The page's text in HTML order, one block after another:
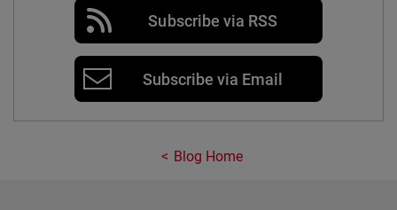
Subscribe via RSS
Subscribe via Email
Blog Home